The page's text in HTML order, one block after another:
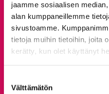
jaamme sosiaalisen
alan kumppaneillemme
sivustoamme.
tietoja muihin tietoihin, joita
kerätty, kun olet käyttänyt
valinta
Välttämätön